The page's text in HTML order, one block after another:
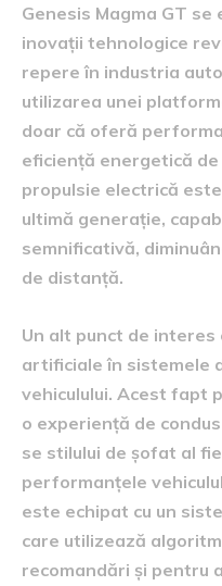
Genesis Magma GT
inovații tehnologice
repere în industria
utilizarea unei
doar că oferă
eficiență energetică
propulsie electrică
ultimă generație,
semnificativă,
de distanță.
Un alt punct de
artificiale în sistemele
vehiculului. Acest fapt
o experiență de
se stilului de șofat al
performanțele
este echipat cu un
care utilizează
recomandări și pentru